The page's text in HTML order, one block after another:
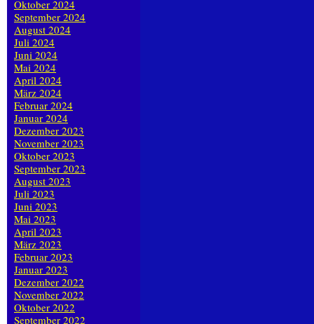
Oktober 2024
September 2024
August 2024
Juli 2024
Juni 2024
Mai 2024
April 2024
März 2024
Februar 2024
Januar 2024
Dezember 2023
November 2023
Oktober 2023
September 2023
August 2023
Juli 2023
Juni 2023
Mai 2023
April 2023
März 2023
Februar 2023
Januar 2023
Dezember 2022
November 2022
Oktober 2022
September 2022